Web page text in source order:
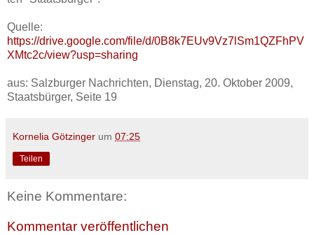
Quelle:
https://drive.google.com/file/d/0B8k7EUv9Vz7lSm1QZFhPV
XMtc2c/view?usp=sharing
aus: Salzburger Nachrichten, Dienstag, 20. Oktober 2009,
Staatsbürger, Seite 19
Kornelia Götzinger um 07:25
Teilen
Keine Kommentare:
Kommentar veröffentlichen